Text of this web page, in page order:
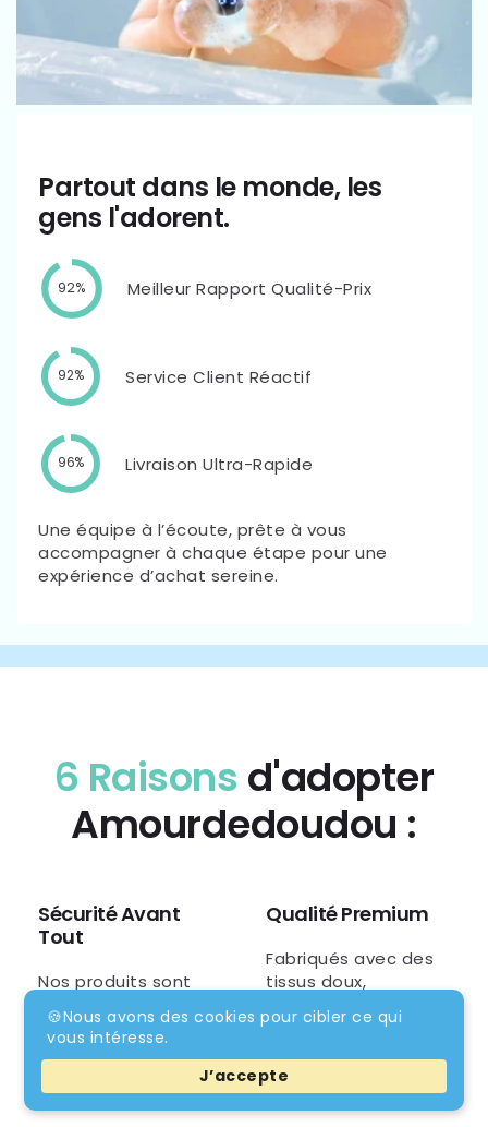
Partout dans le monde, les
gens l'adorent.
92% Meilleur Rapport Qualité-Prix
92% Service Client Réactif
96% Livraison Ultra-Rapide
Une équipe à l’écoute, prête à vous
accompagner à chaque étape pour une
expérience d’achat sereine.
6 Raisons d'adopter
Amourdedoudou :
Sécurité Avant
Tout
Nos produits sont
certifiés et conçus
avec des matériaux
100% sûrs et non
protéger votre bébé.
Qualité Premium
Fabriqués avec des
tissus doux,
hypoallergéniques et
durables, parfaits
délicate des tout-
petits.
🍪Nous avons des cookies pour cibler ce qui
vous intéresse.
J’accepte